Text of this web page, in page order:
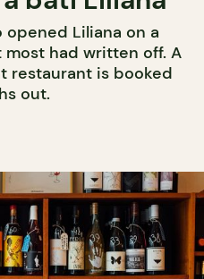
opened Liliana on a
had written off. A
restaurant is booked
out.